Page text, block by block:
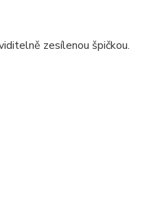
zesílenou špičkou.